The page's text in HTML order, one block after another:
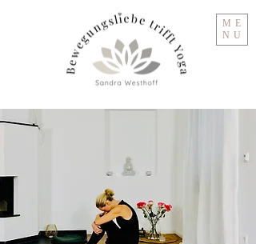
ME
NU